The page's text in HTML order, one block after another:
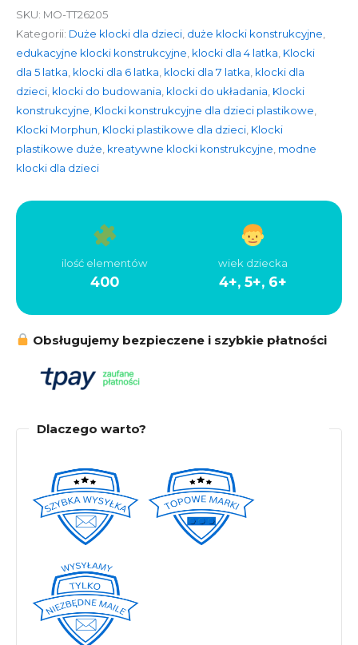
SKU: MO-TT26205
Kategorii: Duże klocki dla dzieci duże klocki konstrukcyjne
edukacyjne klocki konstrukcyjne klocki dla 4 latka Klocki
dla 5 latka klocki dla 6 latka klocki dla 7 latka klocki dla
dzieci klocki do budowania klocki do układania Klocki
konstrukcyjne Klocki konstrukcyjne dla dzieci plastikowe
Klocki Morphun Klocki plastikowe dla dzieci Klocki
plastikowe duże kreatywne klocki konstrukcyjne modne
klocki dla dzieci
ilość elementów
400
wiek dziecka
4+, 5+, 6+
Obsługujemy bezpieczene i szybkie płatności
Dlaczego warto?